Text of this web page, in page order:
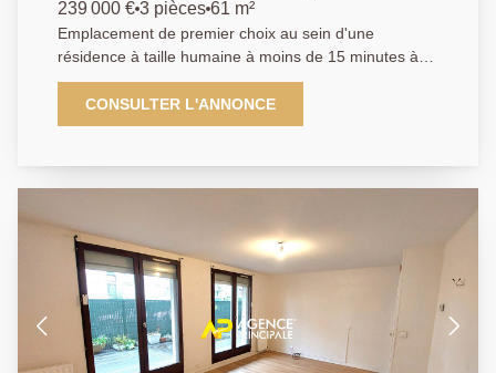
239 000 € 3 pièces 61 m²
Emplacement de premier choix au sein d'une
résidence à taille humaine à moins de 15 minutes à
peine à pieds du Tram T2 reliant la Défense et tout
Paris, l'Agence Principale de Bezons a le plaisir de
vous présenter ce bel appartement 3 pièces 2
volumes et un accès direct sur un beau balcon de
quasi 10m2. Vous découvrirez ensuite un couloir
desservant une salle d'eau, un WC ainsi que deux
chambres. Cerise sur le gâteau : un box avec porte
automatique en sous-sol vous permettant de
stationner votre véhicule en toute sérénité et vous
CONSULTER L'ANNONCE